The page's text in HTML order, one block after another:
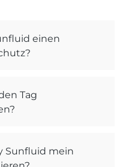
einen
Tag
Sunfluid mein